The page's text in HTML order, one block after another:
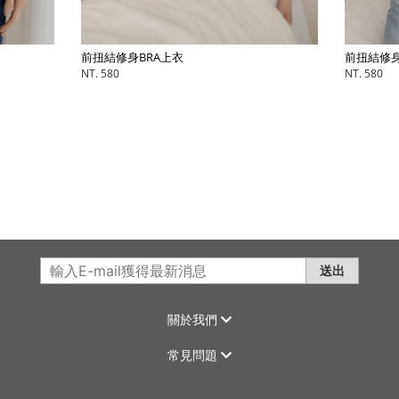
前扭結修身BRA上衣
NT. 580
前扭結修
NT. 580
送出
關於我們
常見問題